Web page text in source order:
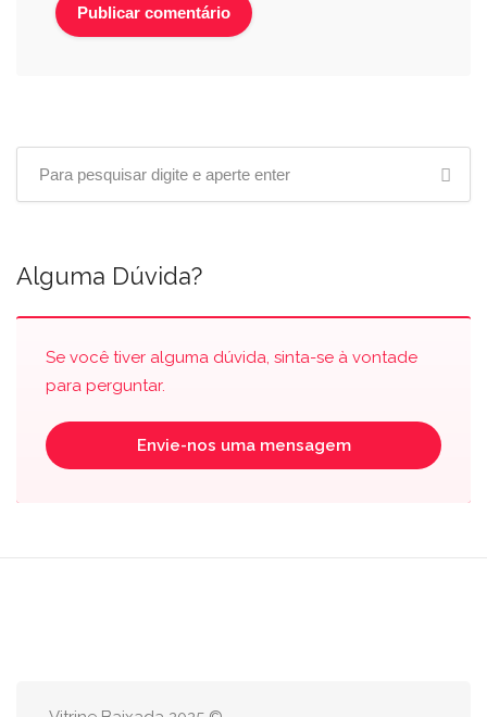
Alguma Dúvida?
Se você tiver alguma dúvida, sinta-se à vontade
para perguntar.
Envie-nos uma mensagem